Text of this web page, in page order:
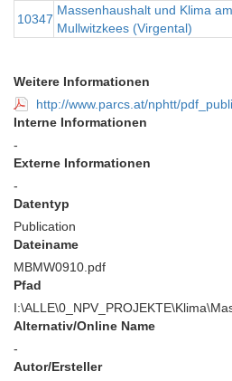
10347
Massenhaushalt und Klima am
Mullwitzkees (Virgental)
Weitere Informationen
http://www.parcs.at/nphtt/
Interne Informationen
-
Externe Informationen
-
Datentyp
Publication
Dateiname
MBMW0910.pdf
Pfad
Alternativ/Online Name
-
Autor/Ersteller